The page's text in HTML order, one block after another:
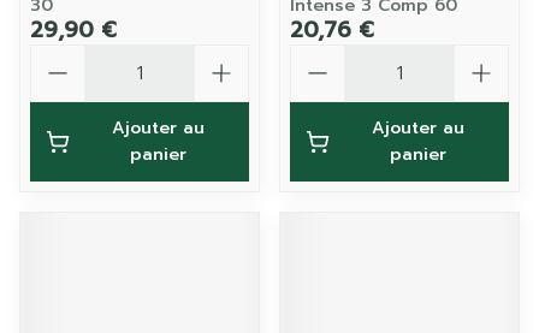
30
29,90 €
Ajouter au
panier
Intense 3 Comp 60
20,76 €
Ajouter au
panier